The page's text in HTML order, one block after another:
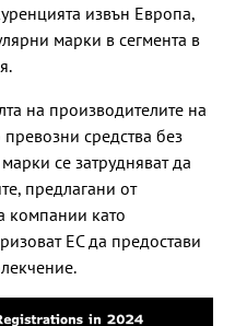
извън Европа,
марки в сегмента в
на производителите на
средства без
се затрудняват да
предлагани от
компании като
ЕС да предостави